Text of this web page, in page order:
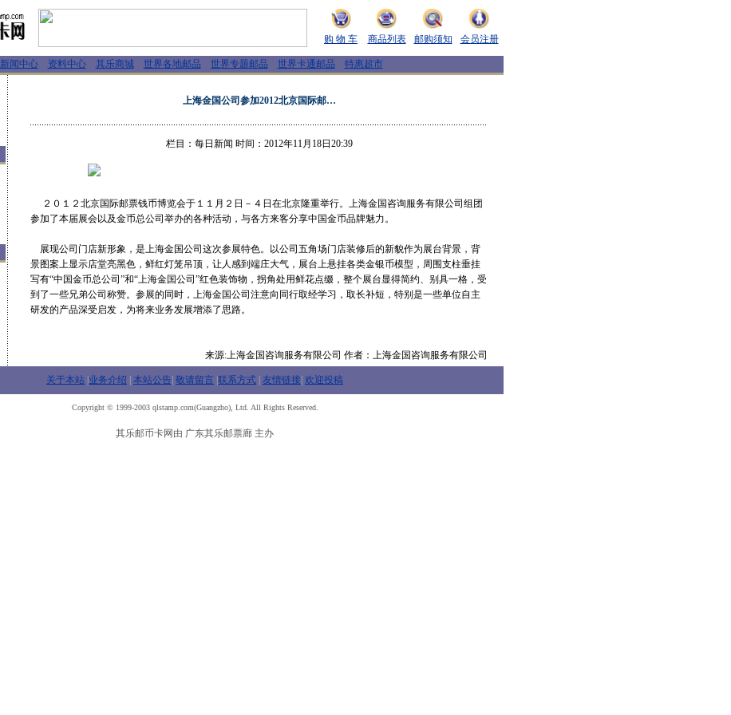
购 物 车 商品列表 邮购须知 会员注册
新闻中心 资料中心 其乐商城 世界各地邮品 世界专题邮品 世界卡通邮品 特惠超市
上海金国公司参加2012北京国际邮…
栏目：每日新闻 时间：2012年11月18日20:39
２０１２北京国际邮票钱币博览会于１１月２日－４日在北京隆重举行。上海金国咨询服务有限公司组团
参加了本届展会以及金币总公司举办的各种活动，与各方来客分享中国金币品牌魅力。
展现公司门店新形象，是上海金国公司这次参展特色。以公司五角场门店装修后的新貌作为展台背景，背
景图案上显示店堂亮黑色，鲜红灯笼吊顶，让人感到端庄大气，展台上悬挂各类金银币模型，周围支柱垂挂
写有“中国金币总公司”和“上海金国公司”红色装饰物，拐角处用鲜花点缀，整个展台显得简约、别具一格，受
到了一些兄弟公司称赞。参展的同时，上海金国公司注意向同行取经学习，取长补短，特别是一些单位自主
研发的产品深受启发，为将来业务发展增添了思路。
来源:上海金国咨询服务有限公司 作者：上海金国咨询服务有限公司
关于本站 业务介绍 本站公告 敬请留言 联系方式 友情链接 欢迎投稿
Copyright © 1999-2003 qlstamp.com(Guangzho), Ltd. All Rights Reserved.
其乐邮币卡网由 广东其乐邮票廊 主办